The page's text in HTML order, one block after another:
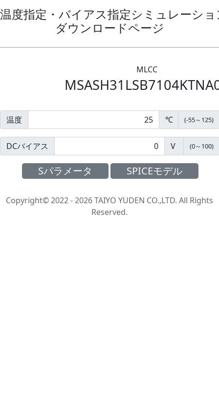
温度指定・バイアス指定シミュレーシ
ダウンロードページ
MLCC
温度 ℃ (-55～ 125)
DCバイアス V (0～ 100)
Sパラメータ SPICEモデル
Copyright© 2022 - 2026 TAIYO YUDEN CO.,LTD. All Rights
Reserved.